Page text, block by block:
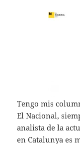
Tengo mis
El Nacional,
analista de la
en Catalunya es